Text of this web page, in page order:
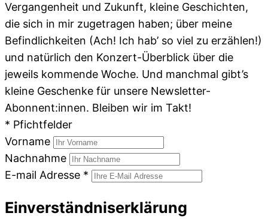
Vergangenheit und Zukunft, kleine Geschichten,
die sich in mir zugetragen haben; über meine
Befindlichkeiten (Ach! Ich hab’ so viel zu erzählen!)
und natürlich den Konzert-Überblick über die
jeweils kommende Woche. Und manchmal gibt’s
kleine Geschenke für unsere Newsletter-
Abonnent:innen. Bleiben wir im Takt!
* Pfichtfelder
Vorname
Nachnahme
E-mail Adresse *
Einverständniserklärung